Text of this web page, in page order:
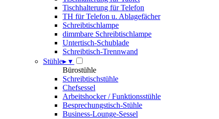
Tischhalterung für Telefon
TH für Telefon u. Ablagefächer
Schreibtischlampe
dimmbare Schreibtischlampe
Untertisch-Schublade
Schreibtisch-Trennwand
Stühle▸ ▾
Bürostühle
Schreibtischstühle
Chefsessel
Arbeitshocker / Funktionsstühle
Besprechungstisch-Stühle
Business-Lounge-Sessel